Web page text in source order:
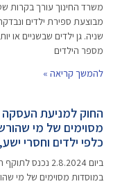
משרד החינוך עורך בקרות
מבוצעת ספירת ילדים
שניה. גן ילדים שבשניים או
מספר הילדים
להמשך קריאה »
החוק למניעת
מסוימים של מי
כלפי ילדים וחסרי ישע,
ביום 2.8.2024
במוסדות מסוימים של מי